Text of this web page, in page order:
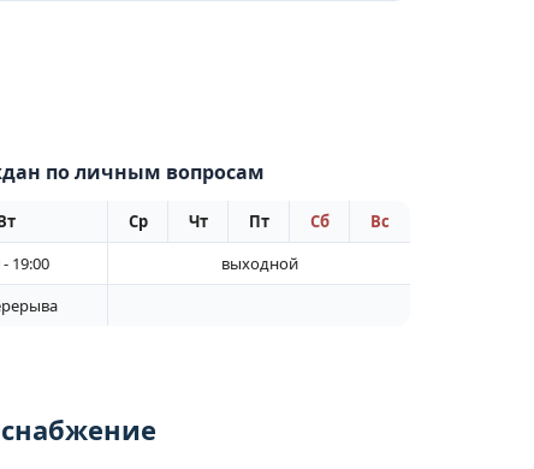
по личным вопросам
Ср Чт Пт Сб
Вс
19:00
выходной